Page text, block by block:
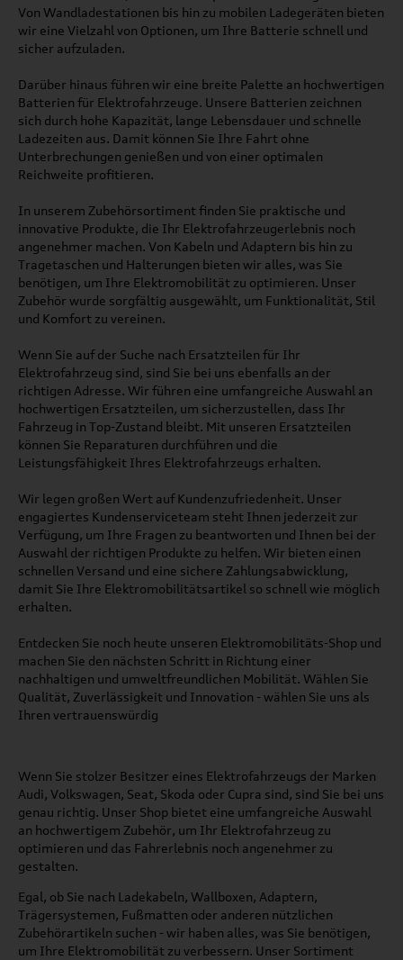
Von Wandladestationen bis hin zu mobilen Ladegeräten bieten
wir eine Vielzahl von Optionen, um Ihre Batterie schnell und
sicher aufzuladen.
Darüber hinaus führen wir eine breite Palette an hochwertigen
Batterien für Elektrofahrzeuge. Unsere Batterien zeichnen
sich durch hohe Kapazität, lange Lebensdauer und schnelle
Ladezeiten aus. Damit können Sie Ihre Fahrt ohne
Unterbrechungen genießen und von einer optimalen
Reichweite profitieren.
In unserem Zubehörsortiment finden Sie praktische und
innovative Produkte, die Ihr Elektrofahrzeugerlebnis noch
angenehmer machen. Von Kabeln und Adaptern bis hin zu
Tragetaschen und Halterungen bieten wir alles, was Sie
benötigen, um Ihre Elektromobilität zu optimieren. Unser
Zubehör wurde sorgfältig ausgewählt, um Funktionalität, Stil
und Komfort zu vereinen.
Wenn Sie auf der Suche nach Ersatzteilen für Ihr
Elektrofahrzeug sind, sind Sie bei uns ebenfalls an der
richtigen Adresse. Wir führen eine umfangreiche Auswahl an
hochwertigen Ersatzteilen, um sicherzustellen, dass Ihr
Fahrzeug in Top-Zustand bleibt. Mit unseren Ersatzteilen
können Sie Reparaturen durchführen und die
Leistungsfähigkeit Ihres Elektrofahrzeugs erhalten.
Wir legen großen Wert auf Kundenzufriedenheit. Unser
engagiertes Kundenserviceteam steht Ihnen jederzeit zur
Verfügung, um Ihre Fragen zu beantworten und Ihnen bei der
Auswahl der richtigen Produkte zu helfen. Wir bieten einen
schnellen Versand und eine sichere Zahlungsabwicklung,
damit Sie Ihre Elektromobilitätsartikel so schnell wie möglich
erhalten.
Entdecken Sie noch heute unseren Elektromobilitäts-Shop und
machen Sie den nächsten Schritt in Richtung einer
nachhaltigen und umweltfreundlichen Mobilität. Wählen Sie
Qualität, Zuverlässigkeit und Innovation - wählen Sie uns als
Ihren vertrauenswürdig
Wenn Sie stolzer Besitzer eines Elektrofahrzeugs der Marken
Audi, Volkswagen, Seat, Skoda oder Cupra sind, sind Sie bei uns
genau richtig. Unser Shop bietet eine umfangreiche Auswahl
an hochwertigem Zubehör, um Ihr Elektrofahrzeug zu
optimieren und das Fahrerlebnis noch angenehmer zu
gestalten.
Egal, ob Sie nach Ladekabeln, Wallboxen, Adaptern,
Trägersystemen, Fußmatten oder anderen nützlichen
Zubehörartikeln suchen - wir haben alles, was Sie benötigen,
um Ihre Elektromobilität zu verbessern. Unser Sortiment